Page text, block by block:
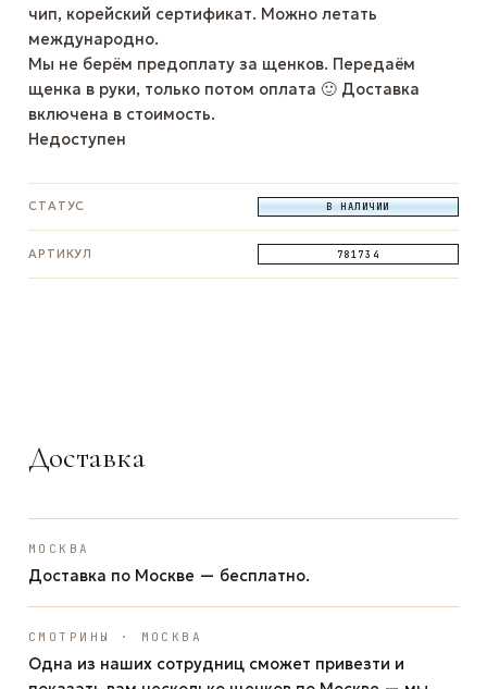
чип, корейский сертификат. Можно летать
международно.
Мы не берём предоплату за щенков. Передаём
щенка в руки, только потом оплата 🙂 Доставка
включена в стоимость.
Недоступен
СТАТУС В НАЛИЧИИ
АРТИКУЛ 781734
Доставка
МОСКВА
Доставка по Москве — бесплатно.
СМОТРИНЫ · МОСКВА
Одна из наших сотрудниц сможет привезти и